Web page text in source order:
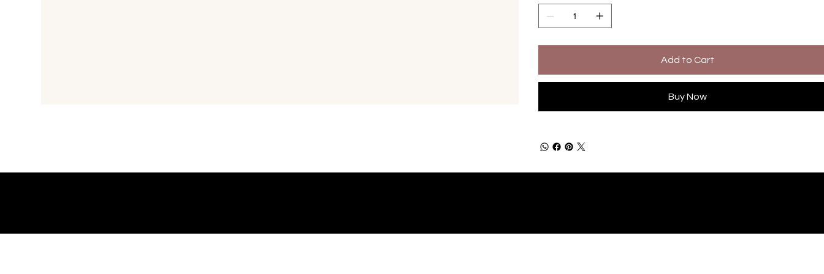
Add to Cart
Buy Now